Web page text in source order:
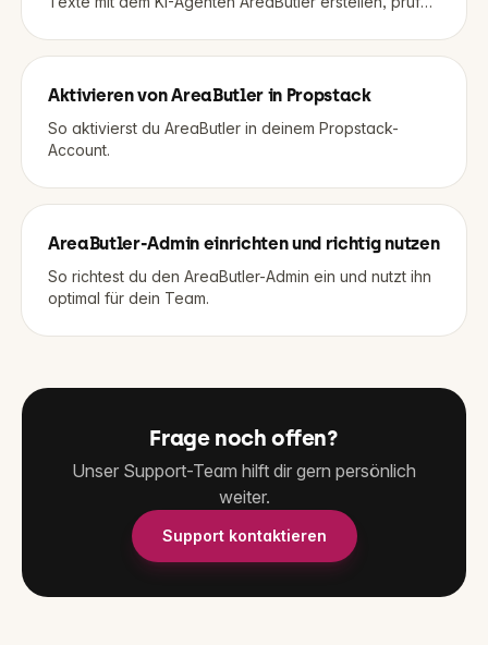
Aktivieren von AreaButler in Propstack
So aktivierst du AreaButler in deinem Propstack-
Account.
AreaButler-Admin einrichten und richtig nutzen
So richtest du den AreaButler-Admin ein und nutzt ihn
optimal für dein Team.
Frage noch offen?
Unser Support-Team hilft dir gern persönlich
weiter.
Support kontaktieren